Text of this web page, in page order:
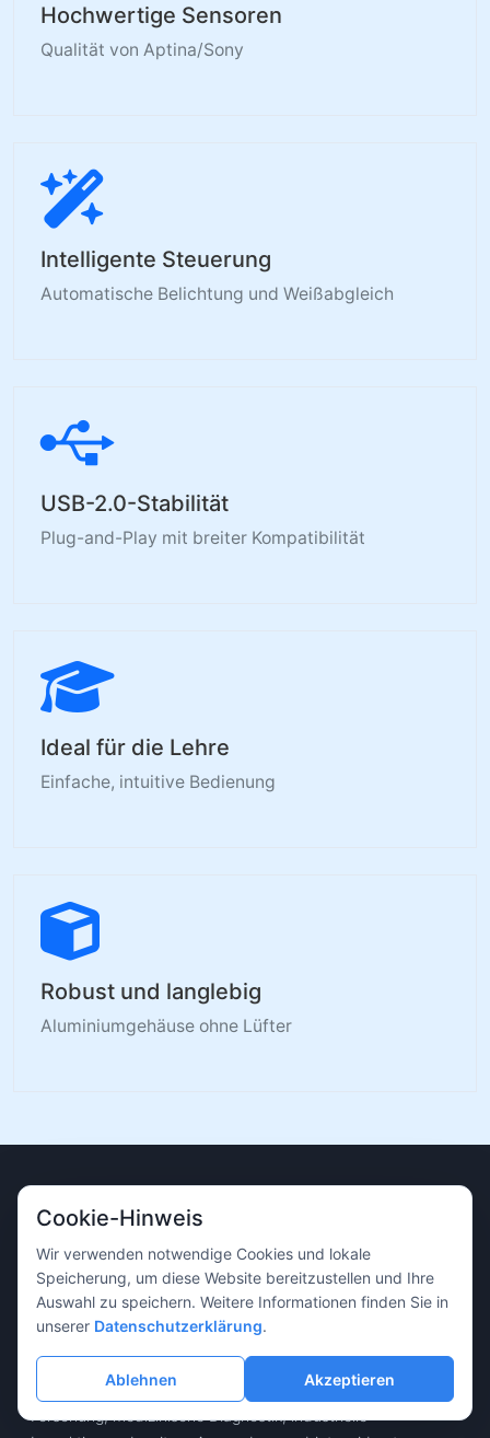
Hochwertige Sensoren
Qualität von Aptina/Sony
Intelligente Steuerung
Automatische Belichtung und Weißabgleich
USB-2.0-Stabilität
Plug-and-Play mit breiter Kompatibilität
Ideal für die Lehre
Einfache, intuitive Bedienung
Robust und langlebig
Aluminiumgehäuse ohne Lüfter
Professioneller Hersteller für Bildgebungsausrüstung,
der sich der Bereitstellung hochwertiger
Bildgebungslösungen für die wissenschaftliche
Forschung, medizinische Diagnostik, industrielle
Cookie-Hinweis
Wir verwenden notwendige Cookies und lokale
Speicherung, um diese Website bereitzustellen und Ihre
Auswahl zu speichern. Weitere Informationen finden Sie in
unserer Datenschutzerklärung.
Ablehnen Akzeptieren